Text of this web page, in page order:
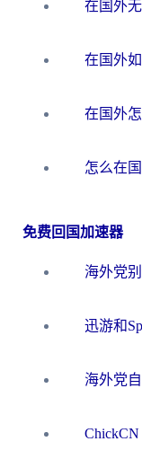
免费回国加速器